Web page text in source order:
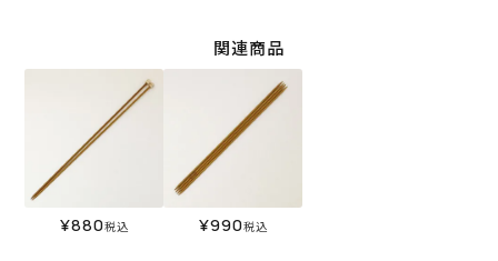
関連商品
¥880税込 ¥990税込